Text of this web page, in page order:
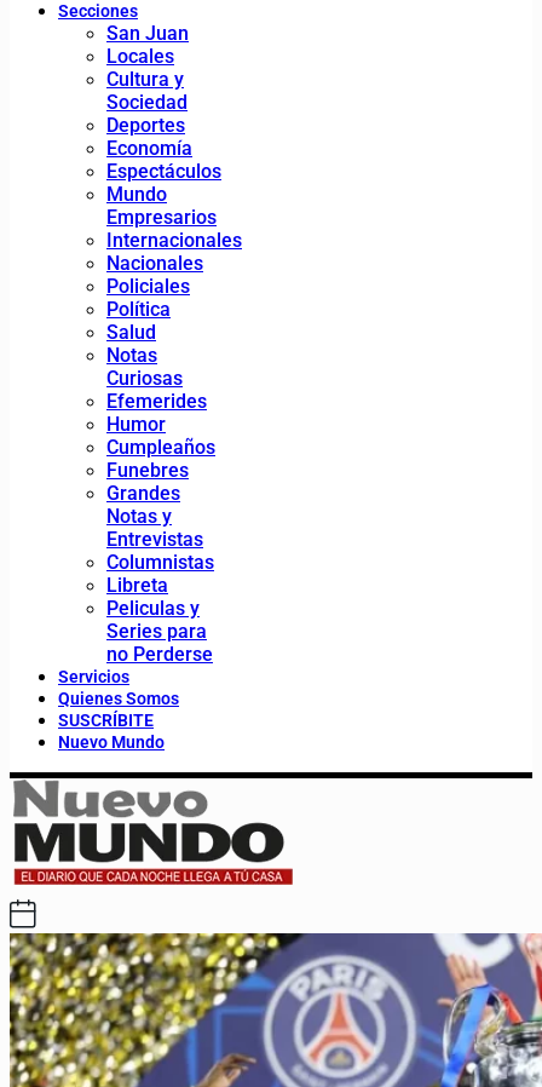
Secciones
San Juan
Locales
Cultura y
Sociedad
Deportes
Economía
Espectáculos
Mundo
Empresarios
Internacionales
Nacionales
Policiales
Política
Salud
Notas
Curiosas
Efemerides
Humor
Cumpleaños
Funebres
Grandes
Notas y
Entrevistas
Columnistas
Libreta
Peliculas y
Series para
no Perderse
Servicios
Quienes Somos
SUSCRÍBITE
Nuevo Mundo